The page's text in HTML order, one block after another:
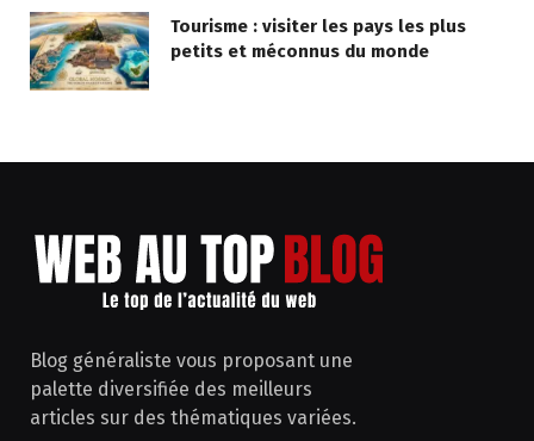
Tourisme : visiter les pays les plus
petits et méconnus du monde
Blog généraliste vous proposant une
palette diversifiée des meilleurs
articles sur des thématiques variées.